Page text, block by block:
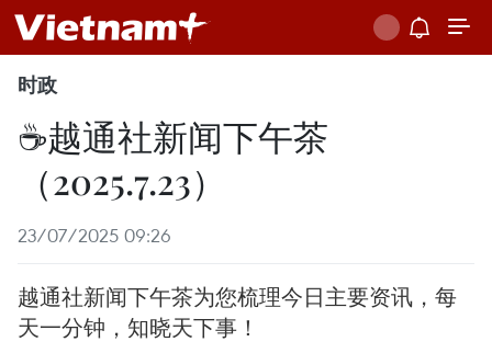
时政
☕️越通社新闻下午茶
（2025.7.23）
23/07/2025 09:26
越通社新闻下午茶为您梳理今日主要资讯，每
天一分钟，知晓天下事！